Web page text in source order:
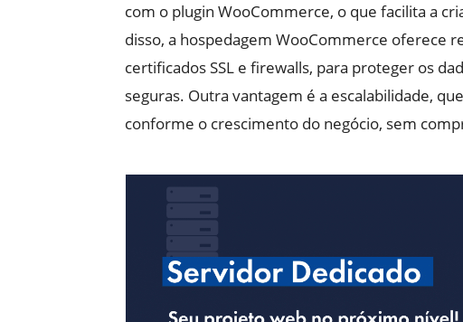
com o plugin WooCommerce, o que facilita a
disso, a hospedagem WooCommerce oferece
certificados SSL e firewalls, para proteger os
seguras. Outra vantagem é a escalabilidade,
conforme o crescimento do negócio, sem